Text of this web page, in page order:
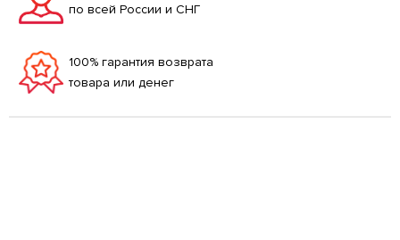
по всей России и СНГ
100% гарантия возврата
товара или денег